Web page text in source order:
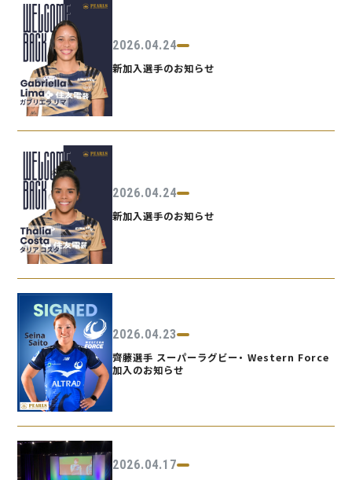
2026.04.24
新加入選手のお知らせ
2026.04.24
新加入選手のお知らせ
2026.04.23
齊藤選手 スーパーラグビー・ Western Force
加入のお知らせ
2026.04.17